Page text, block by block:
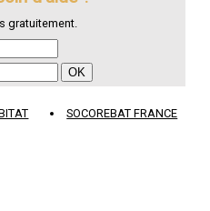
gratuitement.
SOCOREBAT FRANCE